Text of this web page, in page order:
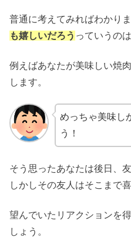
普通に考えてみればわかりま
も嬉しいだろう っていうの
例えばあなたが美味しい焼
します。
めっちゃ美味し
う！
そう思ったあなたは後日、
しかしその友人はそこまで
望んでいたリアクションを
しょう。